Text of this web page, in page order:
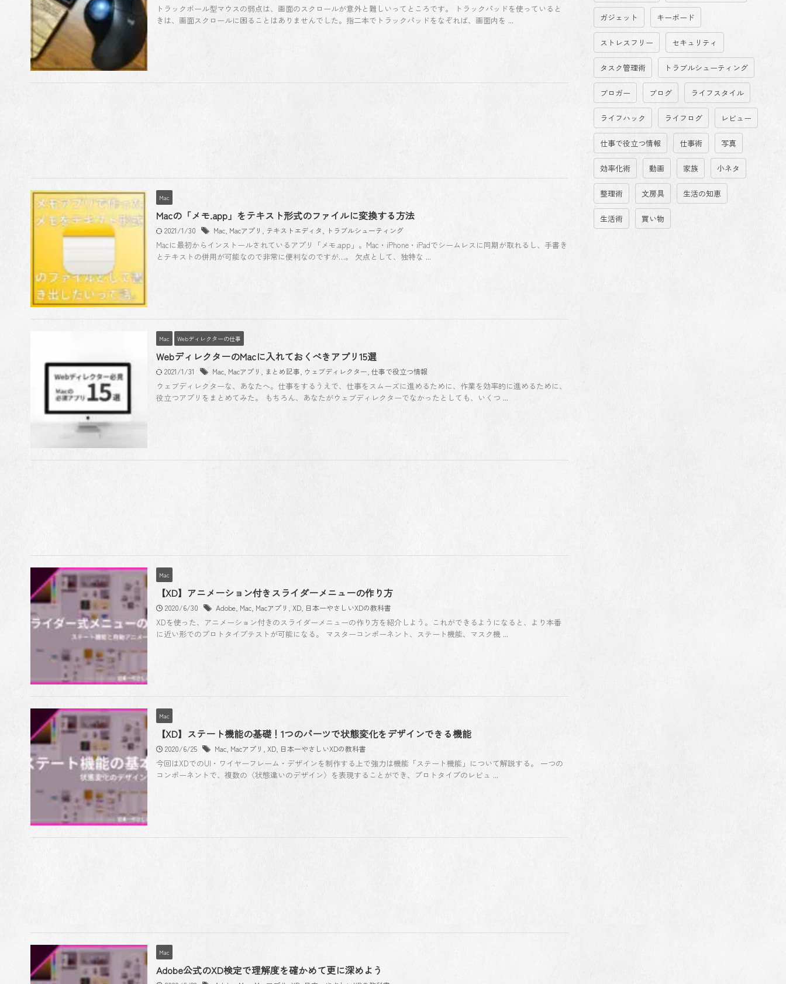
トラックボール型マウスの弱点は、画面のスクロールが意外と難しいってところです。 トラックパッドを使っていると
きは、画面スクロールに困ることはありませんでした。指二本でトラックパッドをなぞれば、画面内を ...
Mac
Macの「メモ.app」をテキスト形式のファイルに変換する方法
2021/1/30 Mac Macアプリ テキストエディタ トラブルシューティング
Macに最初からインストールされているアプリ「メモ.app」。Mac・iPhone・iPadでシームレスに同期が取れるし、手書き
とテキストの併用が可能なので非常に便利なのですが…。 欠点として、独特な ...
Mac Webディレクターの仕事
WebディレクターのMacに入れておくべきアプリ15選
2021/1/31 Mac Macアプリ まとめ記事 ウェブディレクター 仕事で役立つ情報
ウェブディレクターな、あなたへ。仕事をするうえで、仕事をスムーズに進めるために、作業を効率的に進めるために、
役立つアプリをまとめてみた。 もちろん、あなたがウェブディレクターでなかったとしても、いくつ ...
Mac
【XD】アニメーション付きスライダーメニューの作り方
2020/6/30 Adobe Mac Macアプリ XD 日本一やさしいXDの教科書
XDを使った、アニメーション付きのスライダーメニューの作り方を紹介しよう。これができるようになると、より本番
に近い形でのプロトタイプテストが可能になる。 マスターコンポーネント、ステート機能、マスク機 ...
Mac
【XD】ステート機能の基礎！1つのパーツで状態変化をデザインできる機能
2020/6/25 Mac Macアプリ XD 日本一やさしいXDの教科書
今回はXDでのUI・ワイヤーフレーム・デザインを制作する上で強力は機能「ステート機能」について解説する。 一つの
コンポーネントで、複数の〈状態違いのデザイン〉を表現することができ、プロトタイプのレビュ ...
Mac
Adobe公式のXD検定で理解度を確かめて更に深めよう
ガジェット キーボード
ストレスフリー セキュリティ
タスク管理術 トラブルシューティング
ブロガー ブログ ライフスタイル
ライフハック ライフログ レビュー
仕事で役立つ情報 仕事術 写真
効率化術 動画 家族 小ネタ
整理術 文房具 生活の知恵
生活術 買い物